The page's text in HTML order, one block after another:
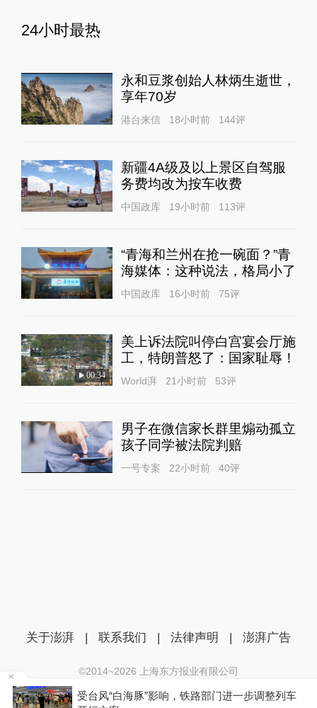
24小时最热
永和豆浆创始人林炳生逝世，
享年70岁
港台来信 18小时前 144评
新疆4A级及以上景区自驾服
务费均改为按车收费
中国政库 19小时前 113评
“青海和兰州在抢一碗面？”青
海媒体：这种说法，格局小了
中国政库 16小时前 75评
00:34
美上诉法院叫停白宫宴会厅施
工，特朗普怒了：国家耻辱！
World湃 21小时前 53评
男子在微信家长群里煽动孤立
孩子同学被法院判赔
一号专案 22小时前 40评
受台风“白海豚”影响，铁路部门进一步调整列车
关于澎湃 | 联系我们 | 法律声明 | 澎湃广告
©2014~2026 上海东方报业有限公司
沪ICP证：沪B2-20170116 | 沪ICP备14003370号